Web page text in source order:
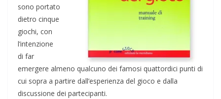
sono portato
dietro cinque
giochi, con
l’intenzione
di far
emergere almeno qualcuno dei famosi quattordici punti di
cui sopra a partire dall’esperienza del gioco e dalla
discussione dei partecipanti.